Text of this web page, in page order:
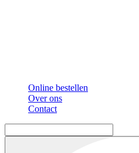
Online bestellen
Over ons
Contact